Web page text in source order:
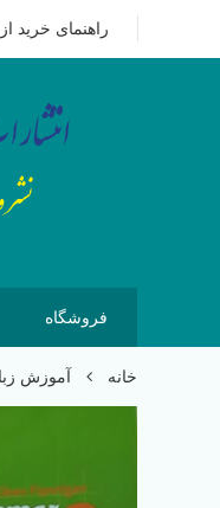
راهنمای خرید
09351628875
فروشگاه
خانه آموزش